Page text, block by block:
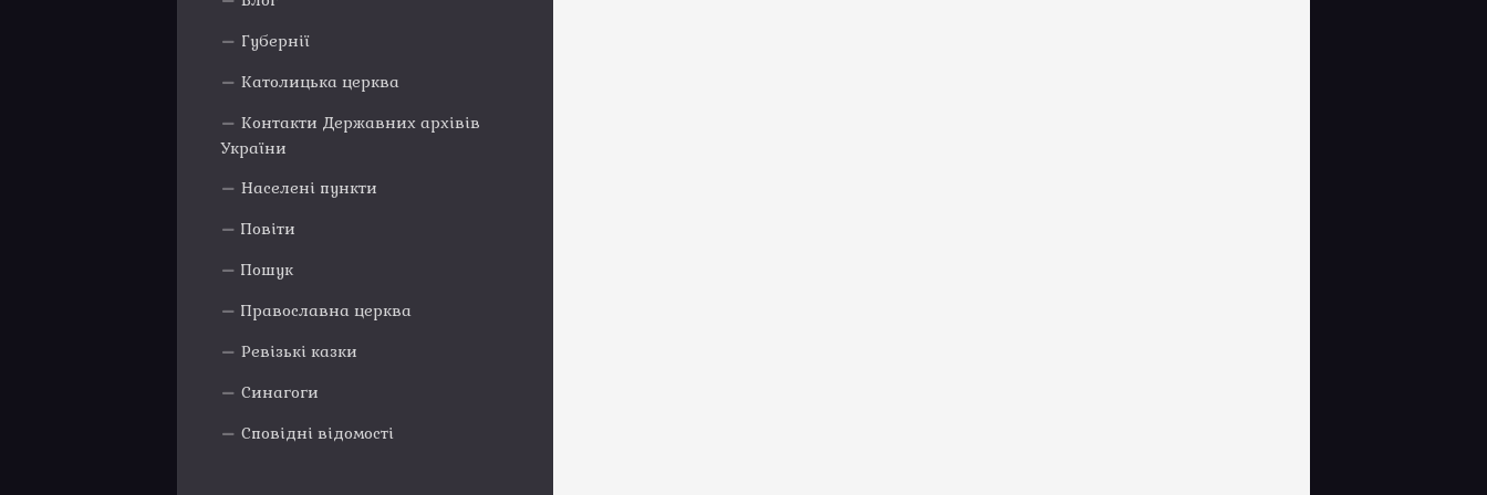
Губернії
Католицька церква
Контакти Державних архівів
України
Населені пункти
Повіти
Пошук
Православна церква
Ревізькі казки
Синагоги
Сповідні відомості